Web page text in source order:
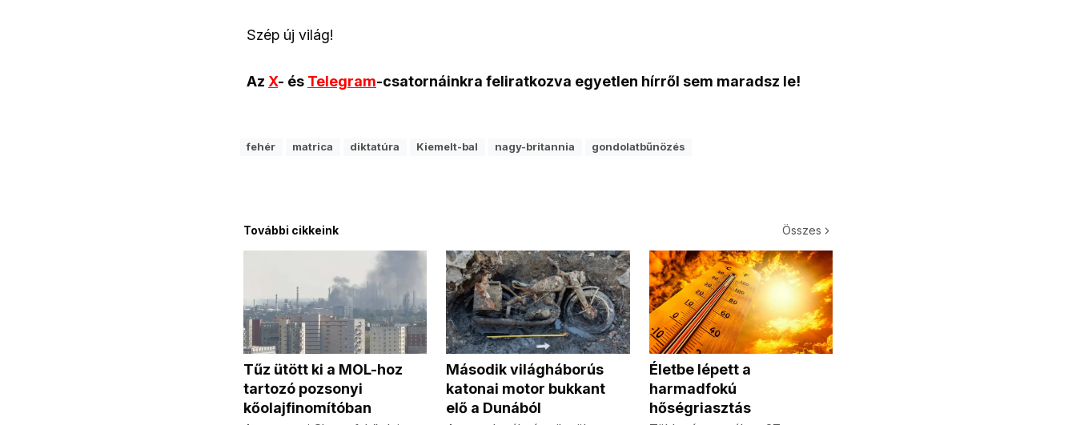
Szép új világ!
Az X- és Telegram-csatornáinkra feliratkozva egyetlen hírről sem maradsz le!
fehér matrica diktatúra Kiemelt-bal nagy-britannia gondolatbűnözés
További cikkeink Összes
Tűz ütött ki a MOL-hoz
tartozó pozsonyi
kőolajfinomítóban
Második világháborús
katonai motor bukkant
elő a Dunából
Életbe lépett a
harmadfokú
hőségriasztás